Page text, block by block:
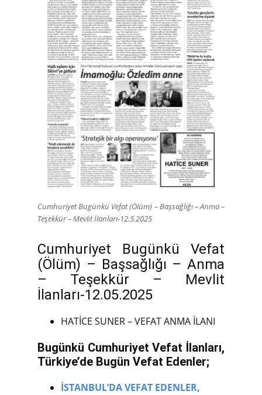
Cumhuriyet Bugünkü Vefat (Ölüm) – Başsağlığı – Anma –
Teşekkür – Mevlit İlanları-12.5.2025
Cumhuriyet Bugünkü Vefat
(Ölüm) – Başsağlığı – Anma
– Teşekkür – Mevlit
İlanları-12.05.2025
HATİCE SUNER – VEFAT ANMA İLANI
Bugünkü Cumhuriyet Vefat İlanları,
Türkiye’de Bugün Vefat Edenler;
İSTANBUL’DA VEFAT EDENLER,